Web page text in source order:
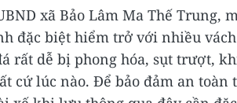
xã Bảo Lâm Ma Thế Trung,
đặc biệt hiểm trở với nhiều
rất dễ bị phong hóa, sụt trượt,
cứ lúc nào. Để bảo đảm an